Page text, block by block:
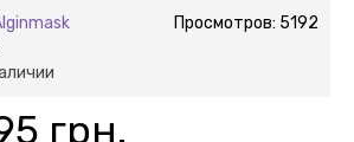
Просмотров: 5192
грн.